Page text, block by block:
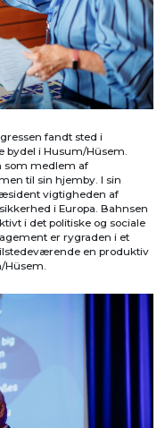
fandt sted i
bydel i Husum/Hüsem.
som medlem af
til sin hjemby. I sin
vigtigheden af
i Europa. Bahnsen
i det politiske og sociale
er rygraden i et
en produktiv
Hüsem.